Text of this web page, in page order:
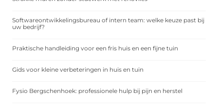
Softwareontwikkelingsbureau of intern team: welke keuze past bij
uw bedrijf?
Praktische handleiding voor een fris huis en een fijne tuin
Gids voor kleine verbeteringen in huis en tuin
Fysio Bergschenhoek: professionele hulp bij pijn en herstel